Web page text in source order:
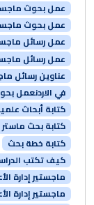
عمل بحوث
عمل بحوث
عمل رسائل
عمل رسائل
عناوين رسائل
في الاردنعمل
كتابة أبحاث
كتابة بحث ماستر
كتابة خطة بحث
كيف تكتب
ماجستير إدارة
ماجستير إدارة